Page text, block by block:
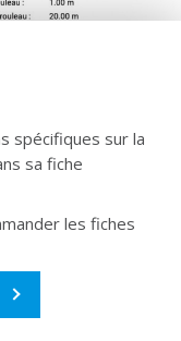
spécifiques sur la
sa fiche
les fiches